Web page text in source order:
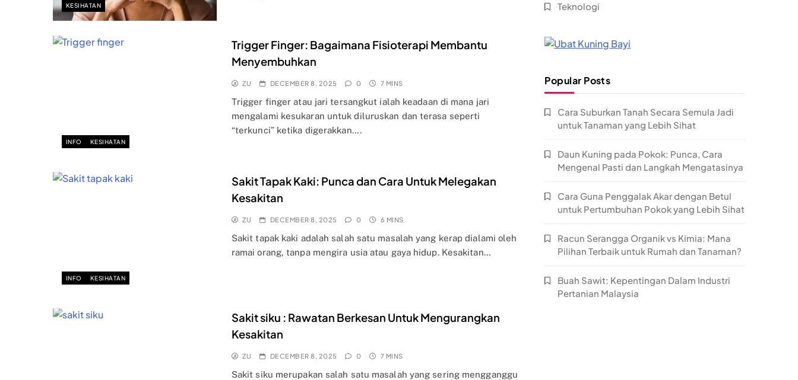
KESIHATAN
INFO KESIHATAN
Trigger Finger: Bagaimana Fisioterapi Membantu
Menyembuhkan
ZU DECEMBER 8, 2025 0 7 MINS
Trigger finger atau jari tersangkut ialah keadaan di mana jari
mengalami kesukaran untuk diluruskan dan terasa seperti
“terkunci” ketika digerakkan….
INFO KESIHATAN
Sakit Tapak Kaki: Punca dan Cara Untuk Melegakan
Kesakitan
ZU DECEMBER 8, 2025 0 6 MINS
Sakit tapak kaki adalah salah satu masalah yang kerap dialami oleh
ramai orang, tanpa mengira usia atau gaya hidup. Kesakitan…
Sakit siku : Rawatan Berkesan Untuk Mengurangkan
Kesakitan
ZU DECEMBER 8, 2025 0 7 MINS
Sakit siku merupakan salah satu masalah yang sering mengganggu
Teknologi
Popular Posts
Cara Suburkan Tanah Secara Semula Jadi
untuk Tanaman yang Lebih Sihat
Daun Kuning pada Pokok: Punca, Cara
Mengenal Pasti dan Langkah Mengatasinya
Cara Guna Penggalak Akar dengan Betul
untuk Pertumbuhan Pokok yang Lebih Sihat
Racun Serangga Organik vs Kimia: Mana
Pilihan Terbaik untuk Rumah dan Tanaman?
Buah Sawit: Kepentingan Dalam Industri
Pertanian Malaysia